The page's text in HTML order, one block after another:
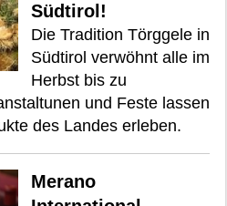
Südtirol!
Die Tradition Törggele in
Südtirol verwöhnt alle im
Herbst bis zu
und Feste lassen
des Landes erleben.
Merano